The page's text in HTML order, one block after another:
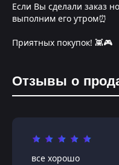
Если Вы сделали заказ
выполним его утром⏰
Приятных покупок! 👾🎮
Отзывы о
все хорошо